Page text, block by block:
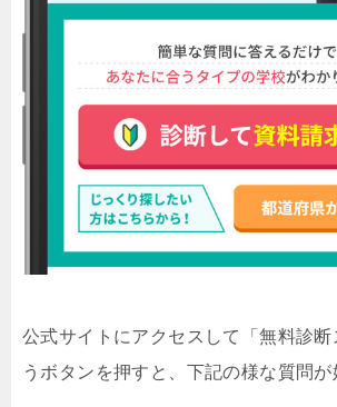
公式サイトにアクセスして「無料診断
うボタンを押すと、下記の様な質問が